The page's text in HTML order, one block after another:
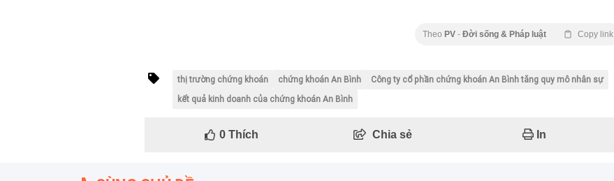
Theo PV - Đời sống & Pháp luật Copy link
thị trường chứng khoán chứng khoán An Bình
Công ty cổ phần chứng khoán An Bình tăng quy mô nhân sự
kết quả kinh doanh của chứng khoán An Bình
0Thích Chia sẻ In